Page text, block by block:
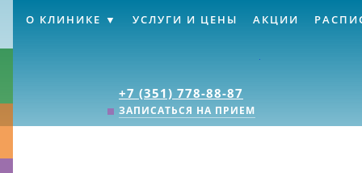
+7 (351) 778-88-87
ЗАПИСАТЬСЯ НА ПРИЕМ
О КЛИНИКЕ УСЛУГИ И ЦЕНЫ АКЦИИ